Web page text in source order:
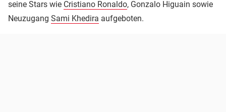
seine Stars wie Cristiano Ronaldo, Gonzalo Higuain sowie
Neuzugang Sami Khedira aufgeboten.